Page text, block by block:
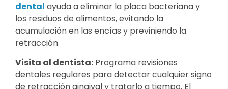
dental ayuda a eliminar la placa bacteriana y
los residuos de alimentos, evitando la
acumulación en las encías y previniendo la
retracción.
Visita al dentista: Programa revisiones
dentales regulares para detectar cualquier signo